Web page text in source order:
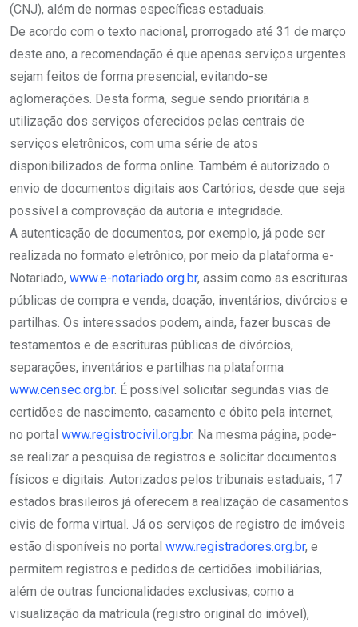
(CNJ), além de normas específicas estaduais.
De acordo com o texto nacional, prorrogado até 31 de março
deste ano, a recomendação é que apenas serviços urgentes
sejam feitos de forma presencial, evitando-se
aglomerações. Desta forma, segue sendo prioritária a
utilização dos serviços oferecidos pelas centrais de
serviços eletrônicos, com uma série de atos
disponibilizados de forma online. Também é autorizado o
envio de documentos digitais aos Cartórios, desde que seja
possível a comprovação da autoria e integridade.
A autenticação de documentos, por exemplo, já pode ser
realizada no formato eletrônico, por meio da plataforma e-
Notariado, www.e-notariado.org.br, assim como as escrituras
públicas de compra e venda, doação, inventários, divórcios e
partilhas. Os interessados podem, ainda, fazer buscas de
testamentos e de escrituras públicas de divórcios,
separações, inventários e partilhas na plataforma
www.censec.org.br. É possível solicitar segundas vias de
certidões de nascimento, casamento e óbito pela internet,
no portal www.registrocivil.org.br. Na mesma página, pode-
se realizar a pesquisa de registros e solicitar documentos
físicos e digitais. Autorizados pelos tribunais estaduais, 17
estados brasileiros já oferecem a realização de casamentos
civis de forma virtual. Já os serviços de registro de imóveis
estão disponíveis no portal www.registradores.org.br, e
permitem registros e pedidos de certidões imobiliárias,
além de outras funcionalidades exclusivas, como a
visualização da matrícula (registro original do imóvel),